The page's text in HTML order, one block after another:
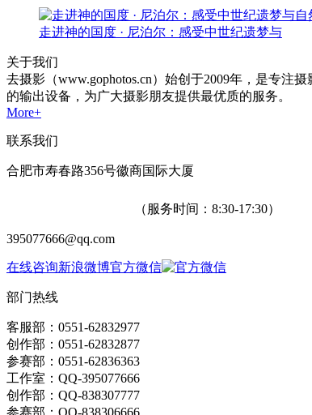
走进神的国度 · 尼泊尔：感受中世纪遗梦与
关于我们
去摄影（www.gophotos.cn）始创于2009年，是专注
的输出设备，为广大摄影朋友提供最优质的服务。
More+
联系我们
合肥市寿春路356号徽商国际大厦
（服务时间：8:30-17:30）
395077666@qq.com
在线咨询新浪微博官方微信
部门热线
客服部：0551-62832977
创作部：0551-62832877
参赛部：0551-62836363
工作室：QQ-395077666
创作部：QQ-838307777